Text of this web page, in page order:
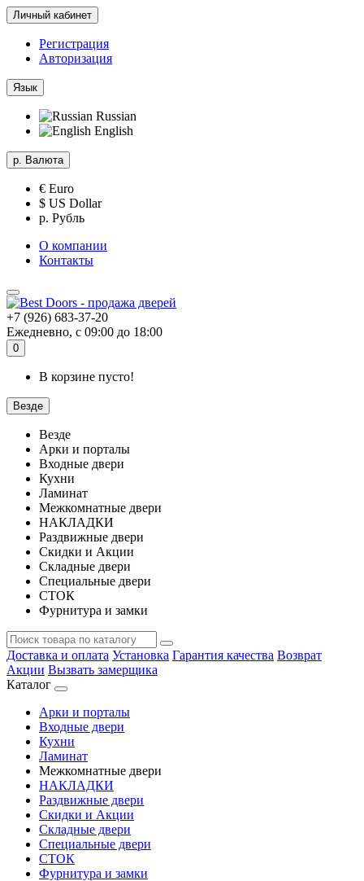
Личный кабинет
Регистрация
Авторизация
Язык
Russian
English
р. Валюта
€ Euro
$ US Dollar
р. Рубль
О компании
Контакты
+7 (926) 683-37-20
Ежедневно, с 09:00 до 18:00
0
В корзине пусто!
Везде
Везде
Арки и порталы
Входные двери
Кухни
Ламинат
Межкомнатные двери
НАКЛАДКИ
Раздвижные двери
Скидки и Акции
Складные двери
Специальные двери
СТОК
Фурнитура и замки
Доставка и оплата Установка Гарантия качества Возврат
Акции Вызвать замерщика
Каталог
Арки и порталы
Входные двери
Кухни
Ламинат
Межкомнатные двери
НАКЛАДКИ
Раздвижные двери
Скидки и Акции
Складные двери
Специальные двери
СТОК
Фурнитура и замки